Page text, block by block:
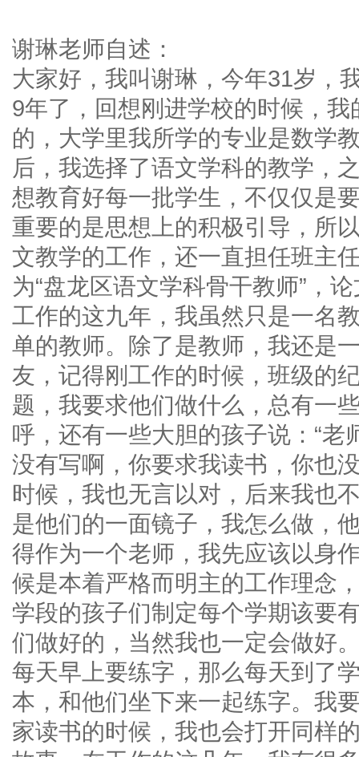
谢琳老师自述：
大家好，我叫谢琳，今年31岁，
9年了，回想刚进学校的时候，
的，大学里我所学的专业是数学
后，我选择了语文学科的教学，
想教育好每一批学生，不仅仅是
重要的是思想上的积极引导，所
文教学的工作，还一直担任班主
为“盘龙区语文学科骨干教师”，
工作的这九年，我虽然只是一名
单的教师。除了是教师，我还是
友，记得刚工作的时候，班级的
题，我要求他们做什么，总有一
呼，还有一些大胆的孩子说：“
没有写啊，你要求我读书，你也
时候，我也无言以对，后来我也
是他们的一面镜子，我怎么做，
得作为一个老师，我先应该以身
候是本着严格而明主的工作理念
学段的孩子们制定每个学期该要
们做好的，当然我也一定会做好
每天早上要练字，那么每天到了
本，和他们坐下来一起练字。我
家读书的时候，我也会打开同样